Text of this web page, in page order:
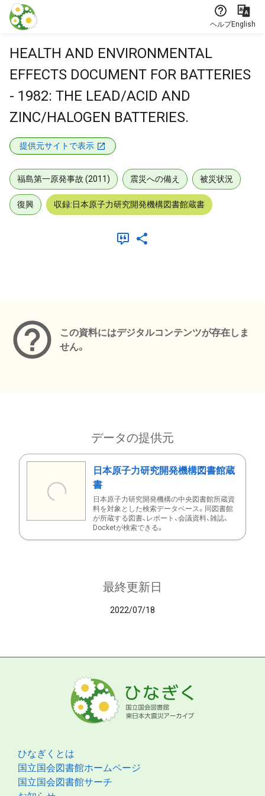
本文に飛ぶ
ヘルプEnglish
HEALTH AND ENVIRONMENTAL
EFFECTS DOCUMENT FOR BATTERIES
- 1982: THE LEAD/ACID AND
ZINC/HALOGEN BATTERIES.
提供元サイトで表示
福島第一原発事故 (2011) 震災への備え 被災状況
復興 収録:日本原子力研究開発機構図書館蔵書
この資料にはデジタルコンテンツが存在しま
せん。
データの提供元
日本原子力研究開発機構図書館蔵
書
日本原子力研究開発機構の中央図書館所蔵資
料を対象とした検索データベース。同図書館
が所蔵する図書、レポート、会議資料、雑誌、
Docketが検索できる。
最終更新日
2022/07/18
ひなぎくとは
国立国会図書館ホームページ
国立国会図書館サーチ